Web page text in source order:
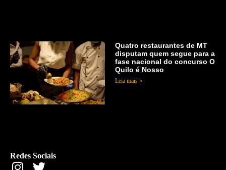
Quatro restaurantes de MT
disputam quem segue para a
fase nacional do concurso O
Quilo é Nosso
Leia mais »
Redes Sociais